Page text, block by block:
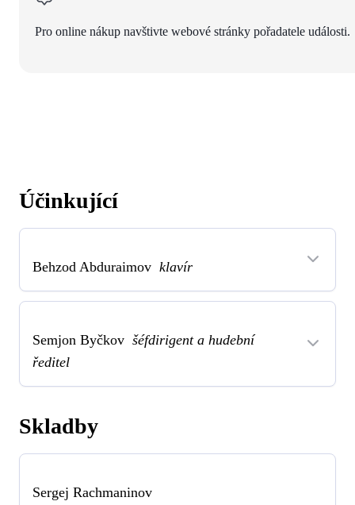
Pro online nákup navštivte webové stránky pořadatele události.
Účinkující
Behzod Abduraimov klavír
Semjon Byčkov šéfdirigent a hudební
ředitel
Skladby
Sergej Rachmaninov